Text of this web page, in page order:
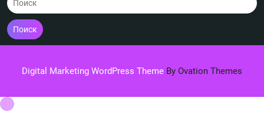
Поиск
Digital Marketing WordPress Theme By Ovation Themes